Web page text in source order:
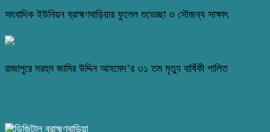
সাংবাদিক ইউনিয়ন ব্রাহ্মণবাড়িয়ার ফুলেল শুভেচ্ছা ও সৌজন্য সাক্ষাৎ
রাজাপুরে মরহুম জামির উদ্দিন আহমেদ’র ৩১ তম মৃত্যু বার্ষিকী পালিত